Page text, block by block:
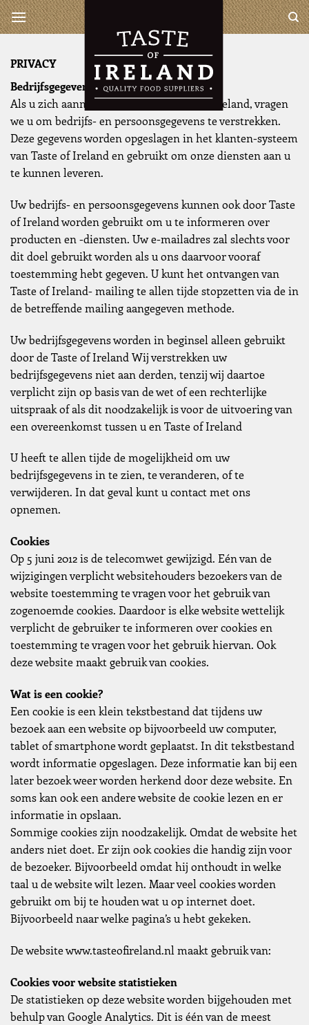
Ga
naar
and British products
PRIVACY
Bedrijfsgegevens
Als u zich aanmeldt als klant bij Taste of Ireland, vragen
we u om bedrijfs- en persoonsgegevens te verstrekken.
Deze gegevens worden opgeslagen in het klanten-systeem
van Taste of Ireland en gebruikt om onze diensten aan u
te kunnen leveren.
Uw bedrijfs- en persoonsgegevens kunnen ook door Taste
of Ireland worden gebruikt om u te informeren over
producten en -diensten. Uw e-mailadres zal slechts voor
dit doel gebruikt worden als u ons daarvoor vooraf
toestemming hebt gegeven. U kunt het ontvangen van
Taste of Ireland- mailing te allen tijde stopzetten via de in
de betreffende mailing aangegeven methode.
Uw bedrijfsgegevens worden in beginsel alleen gebruikt
door de Taste of Ireland Wij verstrekken uw
bedrijfsgegevens niet aan derden, tenzij wij daartoe
verplicht zijn op basis van de wet of een rechterlijke
uitspraak of als dit noodzakelijk is voor de uitvoering van
een overeenkomst tussen u en Taste of Ireland
U heeft te allen tijde de mogelijkheid om uw
bedrijfsgegevens in te zien, te veranderen, of te
verwijderen. In dat geval kunt u contact met ons
opnemen.
Cookies
Op 5 juni 2012 is de telecomwet gewijzigd. Eén van de
wijzigingen verplicht websitehouders bezoekers van de
website toestemming te vragen voor het gebruik van
zogenoemde cookies. Daardoor is elke website wettelijk
verplicht de gebruiker te informeren over cookies en
toestemming te vragen voor het gebruik hiervan. Ook
deze website maakt gebruik van cookies.
Wat is een cookie?
Een cookie is een klein tekstbestand dat tijdens uw
bezoek aan een website op bijvoorbeeld uw computer,
tablet of smartphone wordt geplaatst. In dit tekstbestand
wordt informatie opgeslagen. Deze informatie kan bij een
later bezoek weer worden herkend door deze website. En
soms kan ook een andere website de cookie lezen en er
informatie in opslaan.
Sommige cookies zijn noodzakelijk. Omdat de website het
anders niet doet. Er zijn ook cookies die handig zijn voor
de bezoeker. Bijvoorbeeld omdat hij onthoudt in welke
taal u de website wilt lezen. Maar veel cookies worden
gebruikt om bij te houden wat u op internet doet.
Bijvoorbeeld naar welke pagina’s u hebt gekeken.
De website www.tasteofireland.nl maakt gebruik van:
Cookies voor website statistieken
De statistieken op deze website worden bijgehouden met
behulp van Google Analytics. Dit is één van de meest